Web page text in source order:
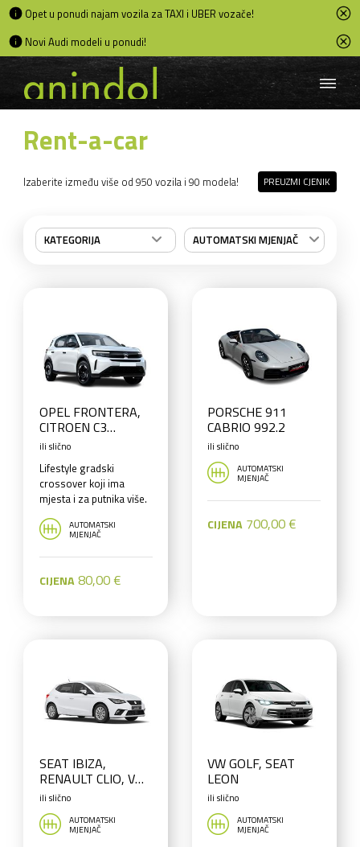
Opet u ponudi najam vozila za TAXI i UBER vozače!
Novi Audi modeli u ponudi!
Rent-a-car
Izaberite između više od 950 vozila i 90 modela! PREUZMI CJENIK
KATEGORIJA AUTOMATSKI MJENJAČ
OPEL FRONTERA,
CITROEN C3
AIRCROSS (7
ili slično
Lifestyle gradski
crossover koji ima
mjesta i za putnika više.
AUTOMATSKI
MJENJAČ
CIJENA80,00 €
PORSCHE 911
CABRIO 992.2
ili slično
AUTOMATSKI
MJENJAČ
CIJENA 700,00 €
SEAT IBIZA,
RENAULT CLIO, VW
POLO
ili slično
AUTOMATSKI
MJENJAČ
VW GOLF, SEAT
LEON
ili slično
AUTOMATSKI
MJENJAČ